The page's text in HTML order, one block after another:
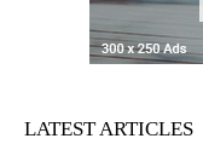
LATEST ARTICLES